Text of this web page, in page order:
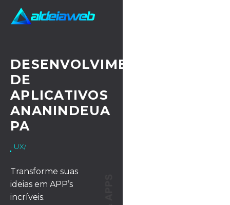
DESENVOLVIMENTO
DE
APLICATIVOS
ANANINDEUA
PA
· UX/UI DESIGN
Transforme suas
ideias em APP’s
incríveis.